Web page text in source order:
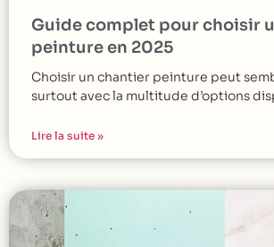
Guide complet pour choisir
peinture en 2025
Choisir un chantier peinture peut
surtout avec la multitude d’options
Lire la suite »